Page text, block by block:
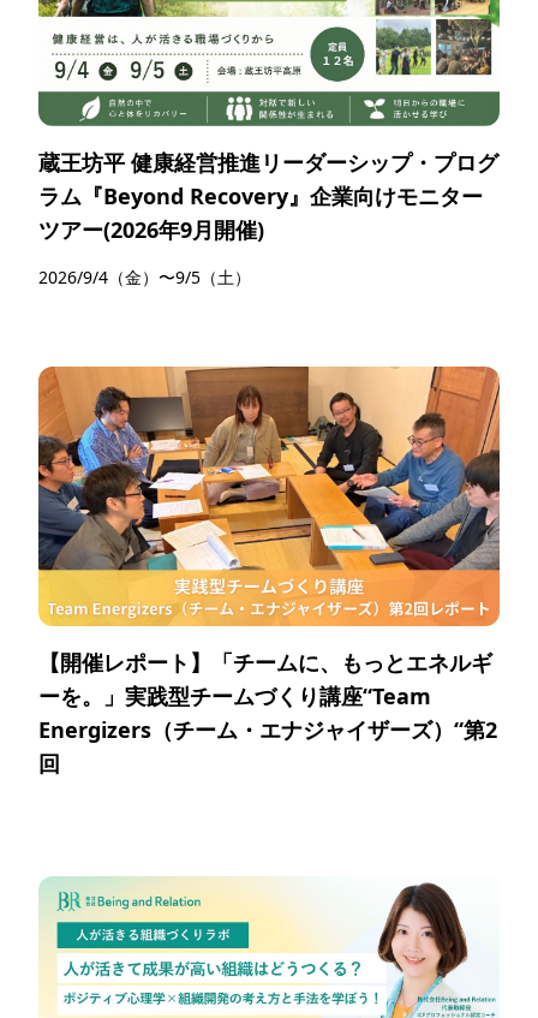
蔵王坊平 健康経営推進リーダーシップ・プログ
ラム『Beyond Recovery』企業向けモニター
ツアー(2026年9月開催)
2026/9/4（金）〜9/5（土）
【開催レポート】「チームに、もっとエネルギ
ーを。」実践型チームづくり講座“Team
Energizers（チーム・エナジャイザーズ）“第2
回